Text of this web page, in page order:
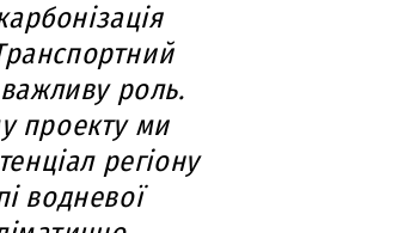
важливу роль.
проекту ми
регіону
водневої